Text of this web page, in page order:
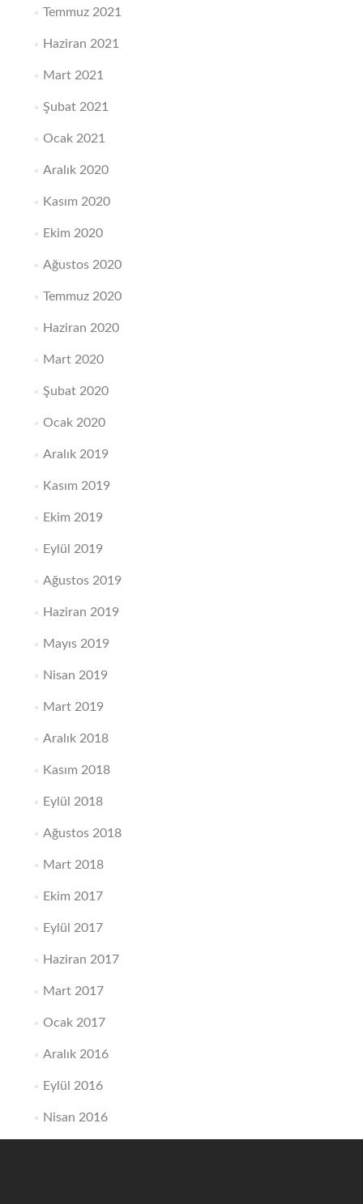
Temmuz 2021
Haziran 2021
Mart 2021
Şubat 2021
Ocak 2021
Aralık 2020
Kasım 2020
Ekim 2020
Ağustos 2020
Temmuz 2020
Haziran 2020
Mart 2020
Şubat 2020
Ocak 2020
Aralık 2019
Kasım 2019
Ekim 2019
Eylül 2019
Ağustos 2019
Haziran 2019
Mayıs 2019
Nisan 2019
Mart 2019
Aralık 2018
Kasım 2018
Eylül 2018
Ağustos 2018
Mart 2018
Ekim 2017
Eylül 2017
Haziran 2017
Mart 2017
Ocak 2017
Aralık 2016
Eylül 2016
Nisan 2016